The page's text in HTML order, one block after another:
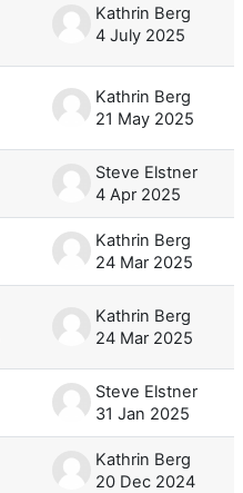
Kathrin Berg
4 July 2025
Kathrin Berg
21 May 2025
Steve Elstner
4 Apr 2025
Kathrin Berg
24 Mar 2025
Kathrin Berg
24 Mar 2025
Steve Elstner
31 Jan 2025
Kathrin Berg
20 Dec 2024